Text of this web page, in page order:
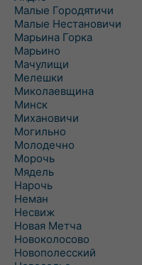
Малые Городятичи
Малые Нестановичи
Марьина Горка
Марьино
Мачулищи
Мелешки
Миколаевщина
Минск
Михановичи
Могильно
Молодечно
Морочь
Мядель
Нарочь
Неман
Несвиж
Новая Метча
Новоколосово
Новополесский